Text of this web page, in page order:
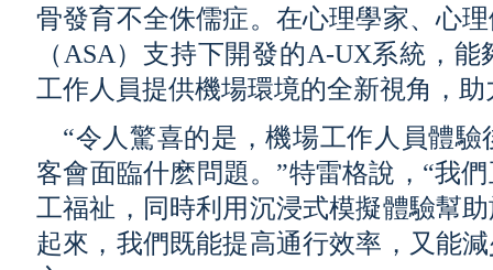
骨發育不全侏儒症。在心理學家、心
（ASA）支持下開發的A-UX系統，
工作人員提供機場環境的全新視角，
“令人驚喜的是，機場工作人員體
客會面臨什麽問題。”特雷格說，“我
工福祉，同時利用沉浸式模擬體驗幫
起來，我們既能提高通行效率，又能